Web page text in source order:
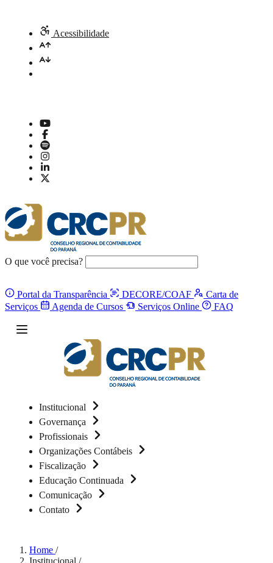
Acessibilidade
O que você precisa?
Portal da Transparência DECORE/COAF
Carta de
Serviços
Agenda de Cursos Serviços Online FAQ
Institucional
Governança
Profissionais
Organizações Contábeis
Fiscalização
Educação Continuada
Comunicação
Contato
Home /
Institucional /